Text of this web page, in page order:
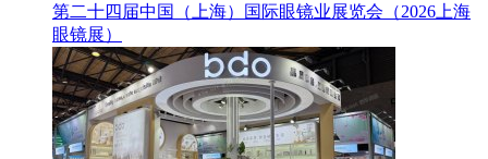
第二十四届中国（上海）国际眼镜业展览会（2026上海
眼镜展）